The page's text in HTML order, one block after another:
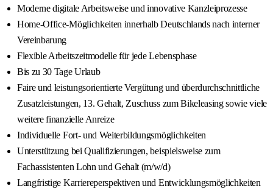
Moderne digitale Arbeitsweise und innovative Kanzleiprozesse
Home-Office-Möglichkeiten innerhalb Deutschlands nach interner
Vereinbarung
Flexible Arbeitszeitmodelle für jede Lebensphase
Bis zu 30 Tage Urlaub
Faire und leistungsorientierte Vergütung und überdurchschnittliche
Zusatzleistungen, 13. Gehalt, Zuschuss zum Bikeleasing sowie viele
weitere finanzielle Anreize
Individuelle Fort- und Weiterbildungsmöglichkeiten
Unterstützung bei Qualifizierungen, beispielsweise zum
Fachassistenten Lohn und Gehalt (m/w/d)
Langfristige Karriereperspektiven und Entwicklungsmöglichkeiten